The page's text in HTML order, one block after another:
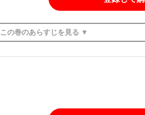
この巻のあらすじを 見る ▼